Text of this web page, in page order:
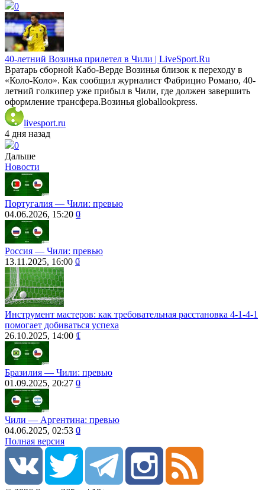
0
40-летний Возинья прилетел в Чили | LiveSport.Ru
Вратарь сборной Кабо-Верде Возинья близок к переходу в
«Коло-Коло». Как сообщил журналист Фабрицио Романо, 40-
летний голкипер уже прибыл в Чили, где должен завершить
оформление трансфера.Возинья globallookpress.
livesport.ru
4 дня назад
0
Дальше
Новости
Португалия ― Чили: превью
04.06.2026, 15:20 0
Россия — Чили: превью
13.11.2025, 16:00 0
Инструмент мастеров: как требовательная расстановка 4-1-4-1
помогает добиваться успеха
26.10.2025, 14:00 1
Бразилия ― Чили: превью
01.09.2025, 20:27 0
Чили — Аргентина: превью
04.06.2025, 02:53 0
Полная версия